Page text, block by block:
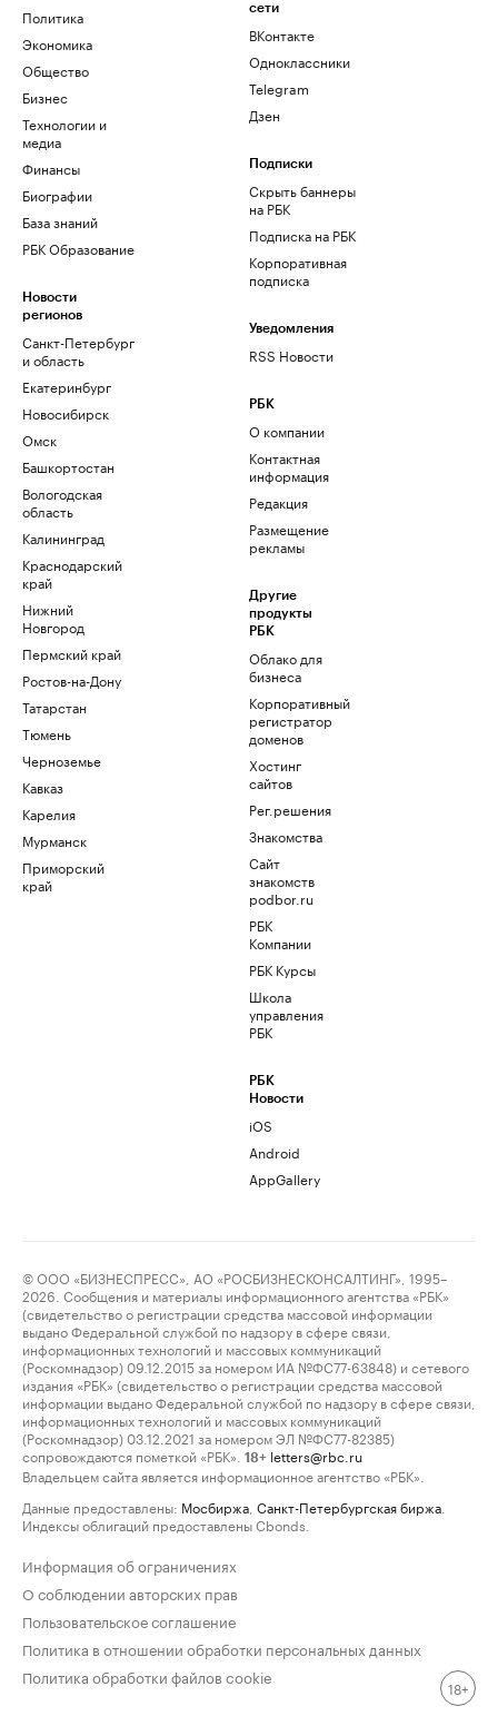
Политика
Экономика
Общество
Бизнес
Технологии и
медиа
Финансы
Биографии
База знаний
РБК Образование
Новости
регионов
Санкт-Петербург
и область
Екатеринбург
Новосибирск
Омск
Башкортостан
Вологодская
область
Калининград
Краснодарский
край
Нижний
Новгород
Пермский край
Ростов-на-Дону
Татарстан
Тюмень
Черноземье
Кавказ
Карелия
Мурманск
Приморский
край
сети
ВКонтакте
Одноклассники
Telegram
Дзен
Подписки
Скрыть баннеры
на РБК
Подписка на РБК
Корпоративная
подписка
Уведомления
RSS Новости
РБК
О компании
Контактная
информация
Редакция
Размещение
рекламы
Другие
продукты
РБК
Облако для
бизнеса
Корпоративный
регистратор
доменов
Хостинг
сайтов
Рег.решения
Знакомства
Сайт
знакомств
podbor.ru
РБК
Компании
РБК Курсы
Школа
управления
РБК
РБК
Новости
iOS
Android
AppGallery
© ООО «БИЗНЕСПРЕСС», АО «РОСБИЗНЕСКОНСАЛТИНГ», 1995–
2026. Сообщения и материалы информационного агентства «РБК»
(свидетельство о регистрации средства массовой информации
выдано Федеральной службой по надзору в сфере связи,
информационных технологий и массовых коммуникаций
(Роскомнадзор) 09.12.2015 за номером ИА №ФС77-63848) и сетевого
издания «РБК» (свидетельство о регистрации средства массовой
информации выдано Федеральной службой по надзору в сфере связи,
информационных технологий и массовых коммуникаций
(Роскомнадзор) 03.12.2021 за номером ЭЛ №ФС77-82385)
сопровождаются пометкой «РБК».
18+ letters@rbc.ru
Владельцем сайта является информационное агентство «РБК».
Данные предоставлены: Мосбиржа Санкт-Петербургская биржа
Индексы облигаций предоставлены Cbonds.
Информация об ограничениях
О соблюдении авторских прав
Пользовательское соглашение
Политика в отношении обработки персональных данных
Политика обработки файлов cookie
18+